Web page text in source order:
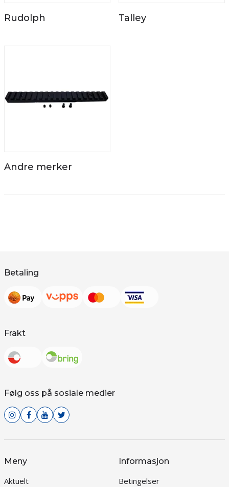
Rudolph Talley
Andre merker
Betaling
Frakt
Følg oss på sosiale medier
Meny
Aktuelt
Informasjon
Betingelser